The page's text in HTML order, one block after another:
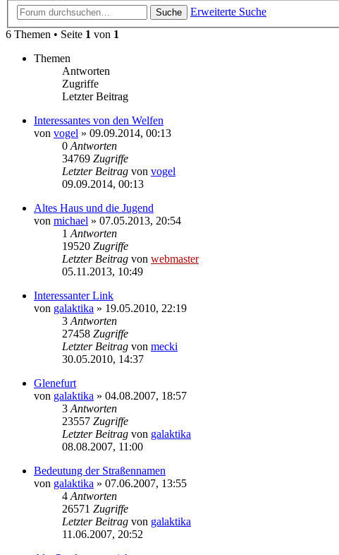
Suche
Erweiterte Suche
6 Themen • Seite 1 von 1
Themen
Antworten
Zugriffe
Letzter Beitrag
Interessantes von den Welfen
von vogel » 09.09.2014, 00:13
0 Antworten
34769 Zugriffe
Letzter Beitrag von vogel
09.09.2014, 00:13
Altes Haus und die Jugend
von michael » 07.05.2013, 20:54
1 Antworten
19520 Zugriffe
Letzter Beitrag von webmaster
05.11.2013, 10:49
Interessanter Link
von galaktika » 19.05.2010, 22:19
3 Antworten
27458 Zugriffe
Letzter Beitrag von mecki
30.05.2010, 14:37
Glenefurt
von galaktika » 04.08.2007, 18:57
3 Antworten
23557 Zugriffe
Letzter Beitrag von galaktika
08.08.2007, 11:00
Bedeutung der Straßennamen
von galaktika » 07.06.2007, 13:55
4 Antworten
26571 Zugriffe
Letzter Beitrag von galaktika
11.06.2007, 20:52